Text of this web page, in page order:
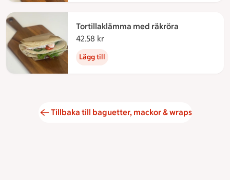
Tortillaklämma med räkröra
42.58 kr
Lägg till
Tillbaka till baguetter, mackor & wraps